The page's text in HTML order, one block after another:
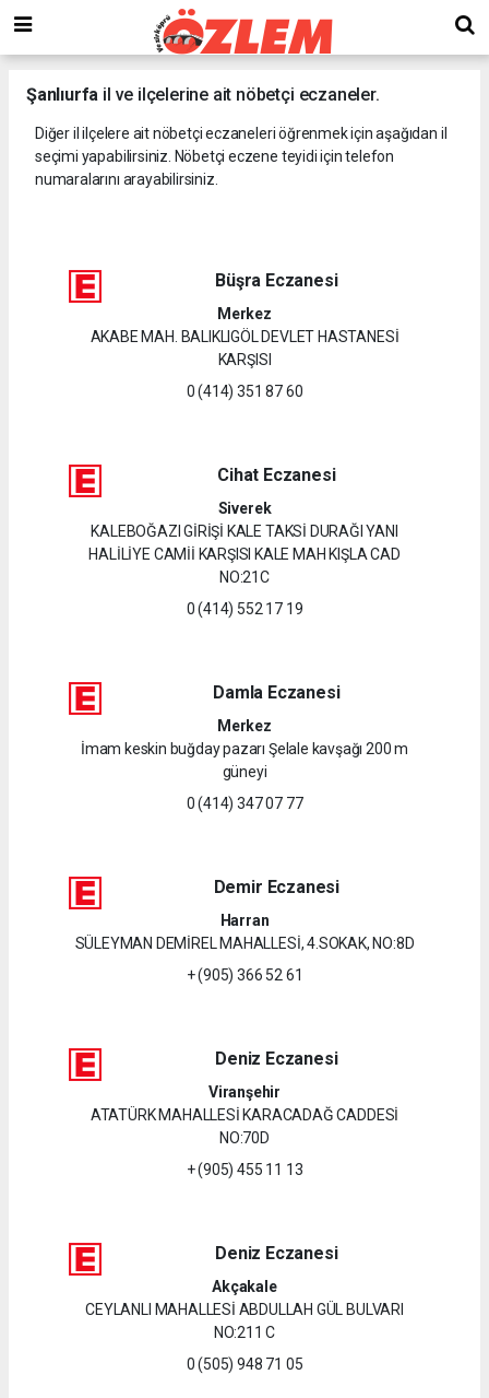
Şanlıurfa il ve ilçelerine ait nöbetçi eczaneler.
Diğer il ilçelere ait nöbetçi eczaneleri öğrenmek için aşağıdan il
seçimi yapabilirsiniz. Nöbetçi eczene teyidi için telefon
numaralarını arayabilirsiniz.
Büşra Eczanesi
Merkez
AKABE MAH. BALIKLIGÖL DEVLET HASTANESİ
KARŞISI
0 (414) 351 87 60
Cihat Eczanesi
Siverek
KALEBOĞAZI GİRİŞİ KALE TAKSİ DURAĞI YANI
HALİLİYE CAMİİ KARŞISI KALE MAH KIŞLA CAD
NO:21C
0 (414) 552 17 19
Damla Eczanesi
Merkez
İmam keskin buğday pazarı Şelale kavşağı 200 m
güneyi
0 (414) 347 07 77
Demir Eczanesi
Harran
SÜLEYMAN DEMİREL MAHALLESİ, 4.SOKAK, NO:8D
+ (905) 366 52 61
Deniz Eczanesi
Viranşehir
ATATÜRK MAHALLESİ KARACADAĞ CADDESİ
NO:70D
+ (905) 455 11 13
Deniz Eczanesi
Akçakale
CEYLANLI MAHALLESİ ABDULLAH GÜL BULVARI
NO:211 C
0 (505) 948 71 05